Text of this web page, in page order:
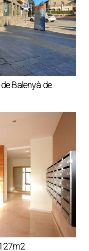
Balenyà de